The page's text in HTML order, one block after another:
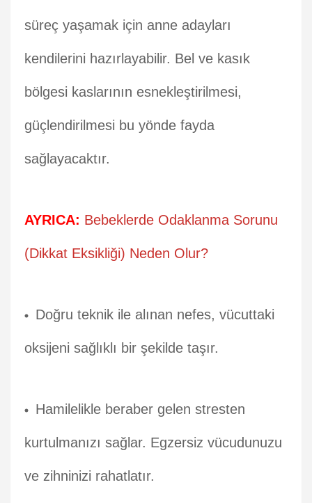
süreç yaşamak için anne adayları
kendilerini hazırlayabilir. Bel ve kasık
bölgesi kaslarının esnekleştirilmesi,
güçlendirilmesi bu yönde fayda
sağlayacaktır.
AYRICA: Bebeklerde Odaklanma Sorunu
(Dikkat Eksikliği) Neden Olur?
Doğru teknik ile alınan nefes, vücuttaki
oksijeni sağlıklı bir şekilde taşır.
Hamilelikle beraber gelen stresten
kurtulmanızı sağlar. Egzersiz vücudunuzu
ve zihninizi rahatlatır.